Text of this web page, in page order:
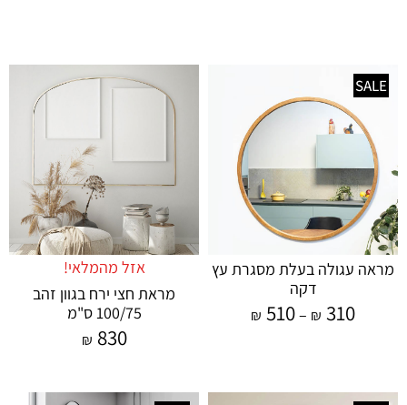
SALE
מראה עגולה בעלת מסגרת עץ
דקה
₪ 310
–
₪ 510
אזל מהמלאי!
מראת חצי ירח בגוון זהב
100/75 ס"מ
₪ 830